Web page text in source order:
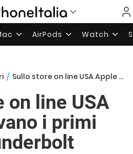
AirPods Watch
/ Sullo store on line USA Apple arrivano i primi dischi Thunderbolt
on line USA
i primi